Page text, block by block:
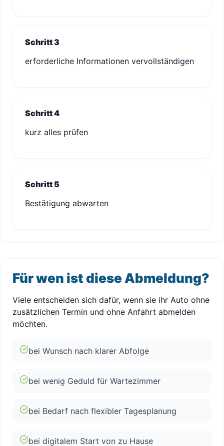
Schritt 3
erforderliche Informationen vervollständigen
Schritt 4
kurz alles prüfen
Schritt 5
Bestätigung abwarten
Für wen ist diese Abmeldung?
Viele entscheiden sich dafür, wenn sie ihr Auto ohne
zusätzlichen Termin und ohne Anfahrt abmelden
möchten.
bei Wunsch nach klarer Abfolge
bei wenig Geduld für Wartezimmer
bei Bedarf nach flexibler Tagesplanung
bei digitalem Start von zu Hause